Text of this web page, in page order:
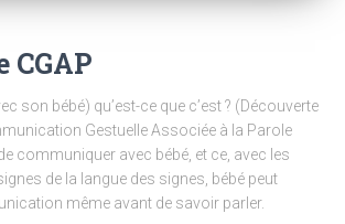
CGAP
son bébé) qu’est-ce que c’est ? (Découverte
Gestuelle Associée à la Parole
communiquer avec bébé, et ce, avec les
de la langue des signes, bébé peut
même avant de savoir parler.